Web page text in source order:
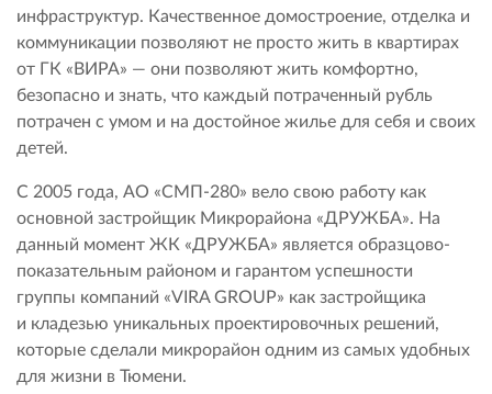
инфраструктур. Качественное домостроение, отделка и
коммуникации позволяют не просто жить в квартирах
от ГК «ВИРА» — они позволяют жить комфортно,
безопасно и знать, что каждый потраченный рубль
потрачен с умом и на достойное жилье для себя и своих
детей.
С 2005 года, АО «СМП-280» вело свою работу как
основной застройщик Микрорайона «ДРУЖБА». На
данный момент ЖК «ДРУЖБА» является образцово-
показательным районом и гарантом успешности
группы компаний «VIRA GROUP» как застройщика
и кладезью уникальных проектировочных решений,
которые сделали микрорайон одним из самых удобных
для жизни в Тюмени.